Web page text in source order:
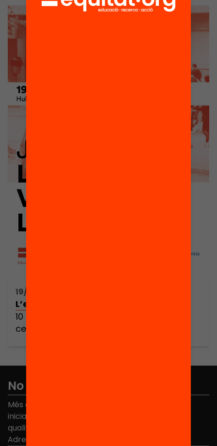
19/02/2025 10:30h - 13:30h
L’educació venç la pobresa
10 polítiques educatives per trencar el
cercle de la pobresa
No et perdis res
Més de 40.000 persones ja han triat Equitat. Rep
iniciatives, propostes i projectes per millorar la
qualitat de l'educació a Catalunya.
Adreça electrònica